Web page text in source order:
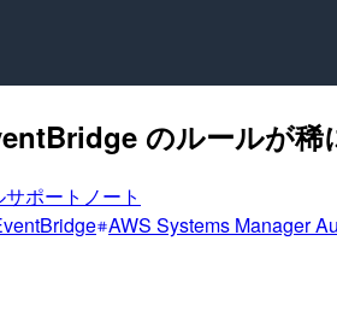
のルールが稀
ポートノート
AWS Systems Manager